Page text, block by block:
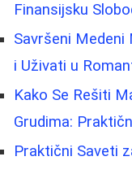
Finansijsku
Savršeni Medeni
i Uživati u
Kako Se Rešiti
Grudima:
Praktični Saveti